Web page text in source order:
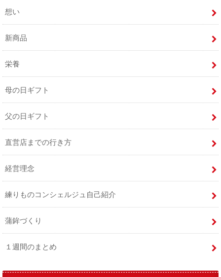
想い
新商品
栄養
母の日ギフト
父の日ギフト
直営店までの行き方
経営理念
練りものコンシェルジュ自己紹介
蒲鉾づくり
１週間のまとめ